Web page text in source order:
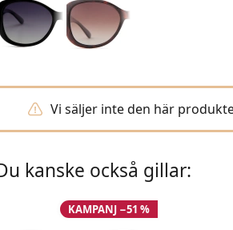
Vi säljer inte den här
kanske också gillar:
KAMPANJ −51 %